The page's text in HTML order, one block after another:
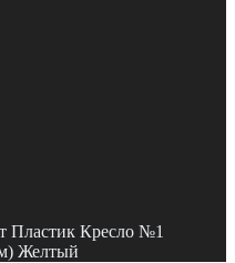
Пластик Кресло №1
Желтый